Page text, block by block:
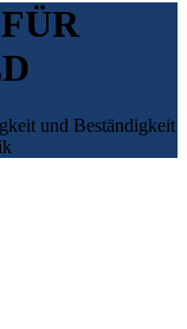
und Beständigkeit